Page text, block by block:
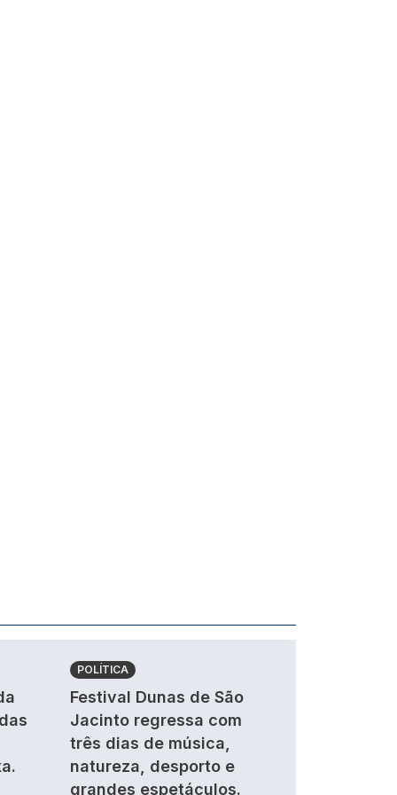
POLÍTICA
Festival Dunas de São
Jacinto regressa com
três dias de música,
natureza, desporto e
grandes espetáculos.